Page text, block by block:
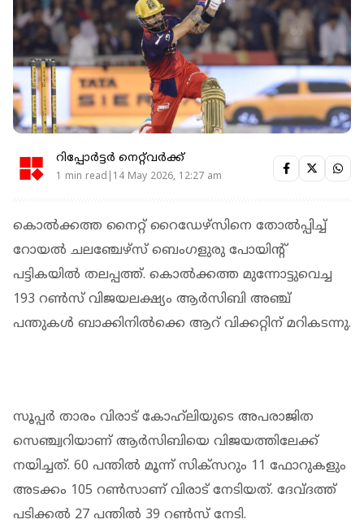
റിപ്പോർട്ടർ നെറ്റ്‌വര്‍ക്ക്‌
1 min read|14 May 2026, 12:27 am
കൊൽക്കത്ത നൈറ്റ് റൈഡേഴ്‌സിനെ തോൽപ്പിച്ച്
റോയൽ ചലഞ്ചേഴ്‌സ് ബെംഗളുരു പോയിന്റ്
പട്ടികയിൽ തലപ്പത്ത്. കൊൽക്കത്ത മുന്നോട്ടുവെച്ച
193 റൺസ് വിജയലക്ഷ്യം ആർസിബി അഞ്ച്
പന്തുകൾ ബാക്കിനിൽക്കെ ആറ് വിക്കറ്റിന് മറികടന്നു.
സൂപ്പർ താരം വിരാട് കോഹ്‌ലിയുടെ അപരാജിത
സെഞ്ച്വറിയാണ് ആർസിബിയെ വിജയത്തിലേക്ക്
നയിച്ചത്. 60 പന്തിൽ മൂന്ന് സിക്‌സറും 11 ഫോറുകളും
അടക്കം 105 റൺസാണ് വിരാട് നേടിയത്. ദേവ്ദത്ത്
പടിക്കൽ 27 പന്തിൽ 39 റൺസ് നേടി.